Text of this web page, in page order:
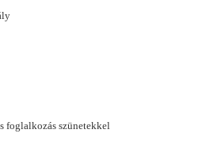
foglalkozás szünetekkel